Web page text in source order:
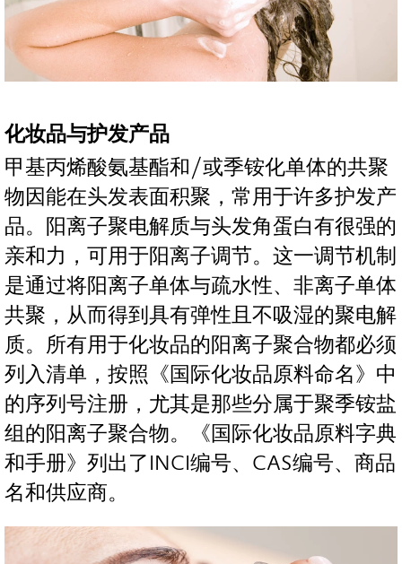
化妆品与护发产品
甲基丙烯酸氨基酯和/或季铵化单体的共聚
物因能在头发表面积聚，常用于许多护发产
品。阳离子聚电解质与头发角蛋白有很强的
亲和力，可用于阳离子调节。这一调节机制
是通过将阳离子单体与疏水性、非离子单体
共聚，从而得到具有弹性且不吸湿的聚电解
质。所有用于化妆品的阳离子聚合物都必须
列入清单，按照《国际化妆品原料命名》中
的序列号注册，尤其是那些分属于聚季铵盐
组的阳离子聚合物。《国际化妆品原料字典
和手册》列出了INCI编号、CAS编号、商品
名和供应商。